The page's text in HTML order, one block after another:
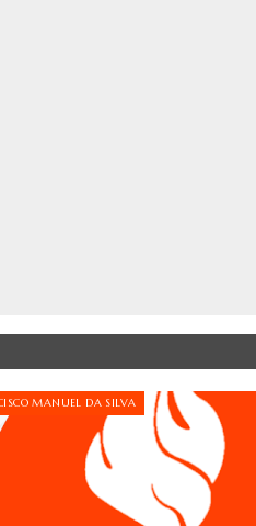
MANUEL DA SILVA